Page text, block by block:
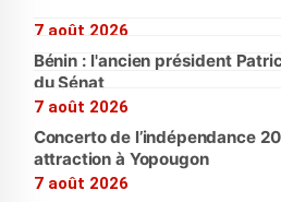
7 août 2026
Bénin : l'ancien président
du Sénat
7 août 2026
Concerto de l’indépendance
attraction à Yopougon
7 août 2026